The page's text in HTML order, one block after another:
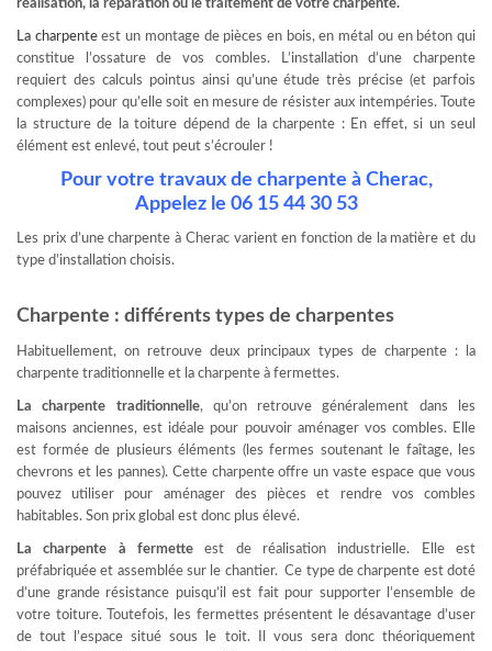
réalisation, la réparation ou le traitement de votre charpente.
La charpenteest un montage de pièces en bois, en métal ou en béton qui
constitue l’ossature de vos combles. L’installation d’une charpente
requiert des calculs pointus ainsi qu’une étude très précise (et parfois
complexes) pour qu’elle soit en mesure de résister aux intempéries. Toute
la structure de la toiture dépend de la charpente : En effet, si un seul
élément est enlevé, tout peut s’écrouler !
Pour votre travaux de charpente à Cherac,
Appelez le 06 15 44 30 53
Les prix d’une charpente à Cherac varient en fonction de la matière et du
type d’installation choisis.
Charpente : différents types de charpentes
Habituellement, on retrouve deux principaux types de charpente : la
charpente traditionnelle et la charpente à fermettes.
La charpente traditionnelle, qu’on retrouve généralement dans les
maisons anciennes, est idéale pour pouvoir aménager vos combles. Elle
est formée de plusieurs éléments (les fermes soutenant le faîtage, les
chevrons et les pannes). Cette charpente offre un vaste espace que vous
pouvez utiliser pour aménager des pièces et rendre vos combles
habitables. Son prix global est donc plus élevé.
La charpente à fermette est de réalisation industrielle. Elle est
préfabriquée et assemblée sur le chantier. Ce type de charpente est doté
d’une grande résistance puisqu’il est fait pour supporter l’ensemble de
votre toiture. Toutefois, les fermettes présentent le désavantage d’user
de tout l’espace situé sous le toit. Il vous sera donc théoriquement